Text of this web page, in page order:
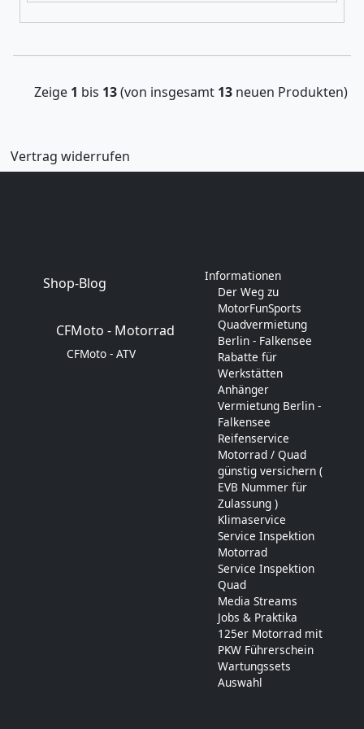
Zeige 1 bis 13(von insgesamt 13 neuen Produkten)
Vertrag widerrufen
Shop-Blog
CFMoto - Motorrad
CFMoto - ATV
Informationen
Der Weg zu
MotorFunSports
Quadvermietung
Berlin - Falkensee
Rabatte für
Werkstätten
Anhänger
Vermietung Berlin -
Falkensee
Reifenservice
Motorrad / Quad
günstig versichern (
EVB Nummer für
Zulassung )
Klimaservice
Service Inspektion
Motorrad
Service Inspektion
Quad
Media Streams
Jobs & Praktika
125er Motorrad mit
PKW Führerschein
Wartungssets
Auswahl